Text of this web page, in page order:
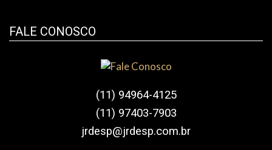
FALE CONOSCO
(11) 94964-4125
(11) 97403-7903
jrdesp@jrdesp.com.br